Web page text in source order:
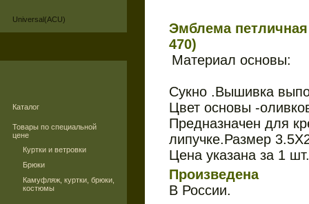
Universal(ACU)
Каталог
Товары по специальной
цене
Куртки и ветровки
Брюки
Камуфляж, куртки, брюки,
костюмы
Эмблема
470)
Материал основы:
Сукно .Вышивка
Цвет основы -
Предназначен для
липучке.Размер
Цена указана за 1 шт.
Произведена
В России.